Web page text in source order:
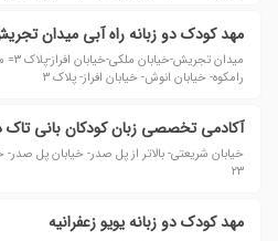
مهد کودک دو زبانه راه آبی میدان
میدان
رامکوه- خیابان انوش- خیابان افراز- پلاک ۳
آکادمی تخصصی زبان کودکان بانی تاک
خیابان شریعتی- بالاتر از پل صدر- خیابان پل صدر-
۲۳
مهد کودک دو زبانه یویو زعفرانیه